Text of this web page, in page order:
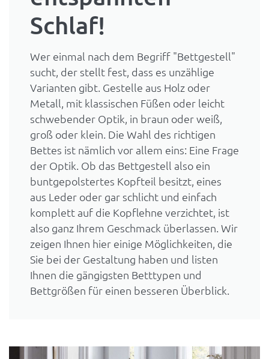
Schlaf!
Wer einmal nach dem Begriff "Bettgestell"
sucht, der stellt fest, dass es unzählige
Varianten gibt. Gestelle aus Holz oder
Metall, mit klassischen Füßen oder leicht
schwebender Optik, in braun oder weiß,
groß oder klein. Die Wahl des richtigen
Bettes ist nämlich vor allem eins: Eine Frage
der Optik. Ob das Bettgestell also ein
buntgepolstertes Kopfteil besitzt, eines
aus Leder oder gar schlicht und einfach
komplett auf die Kopflehne verzichtet, ist
also ganz Ihrem Geschmack überlassen. Wir
zeigen Ihnen hier einige Möglichkeiten, die
Sie bei der Gestaltung haben und listen
Ihnen die gängigsten Betttypen und
Bettgrößen für einen besseren Überblick.